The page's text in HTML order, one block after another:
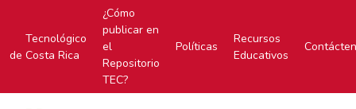
Tecnológico
de Costa Rica
¿Cómo
publicar en
el
Repositorio
TEC?
Políticas
Recursos
Educativos